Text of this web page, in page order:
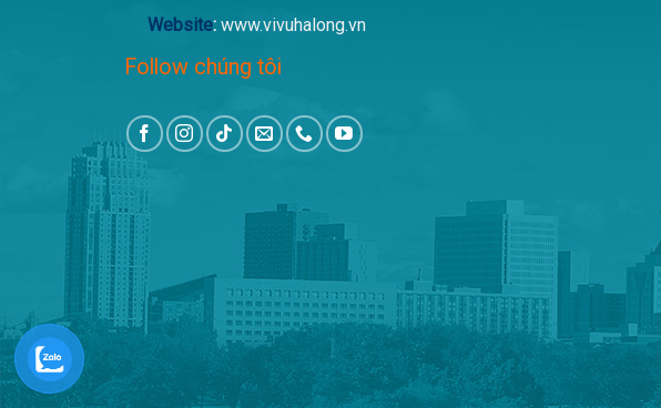
Website:www.vivuhalong.vn
Follow chúng tôi